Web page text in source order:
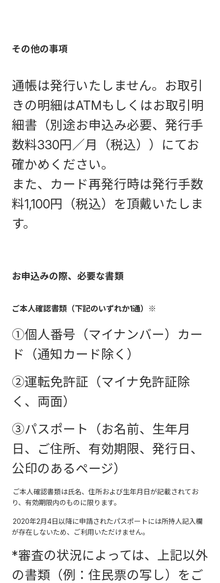
その他の事項
通帳は発行いたしません。お取引
きの明細はATMもしくはお取引明
細書（別途お申込み必要、発行手
数料330円／月（税込））にてお
確かめください。
また、カード再発行時は発行手数
料1,100円（税込）を頂戴いたしま
す。
お申込みの際、必要な書類
ご本人確認書類（下記のいずれか1通）※
①個人番号（マイナンバー）カー
ド（通知カード除く）
②運転免許証（マイナ免許証除
く、両面）
③パスポート（お名前、生年月
日、ご住所、有効期限、発行日、
公印のあるページ）
ご本人確認書類は氏名、住所および生年月日が記載されてお
り、有効期限内のものに限ります。
2020年2月4日以降に申請されたパスポートには所持人記入欄
が存在しないため、ご利用いただけません。
*審査の状況によっては、上記以外
の書類（例：住民票の写し）をご